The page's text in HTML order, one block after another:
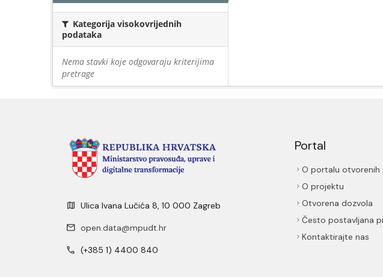
Kategorija visokovrijednih
podataka
Nema stavki koje odgovaraju kriterijima
pretrage